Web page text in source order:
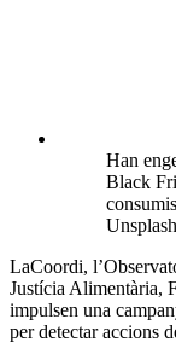
Han
Black
Unsplash
LaCoordi,
Justícia Alimentària,
impulsen una
per detectar accions